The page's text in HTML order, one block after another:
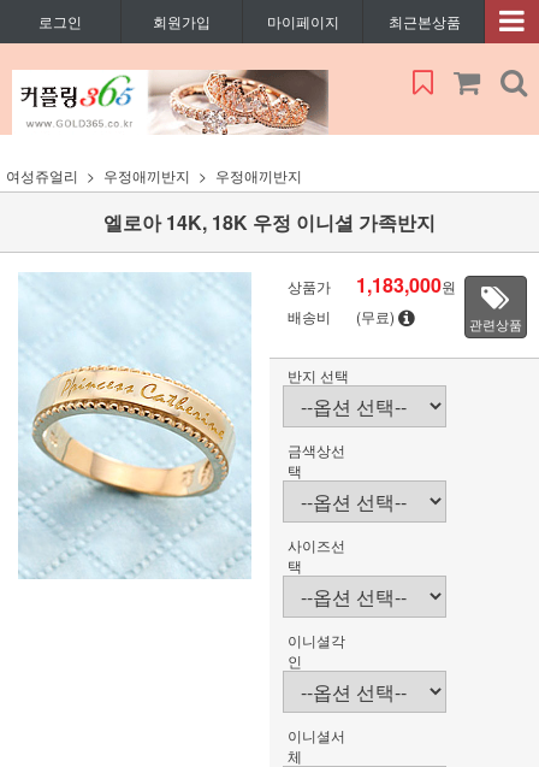
로그인 회원가입 마이페이지 최근본상품
여성쥬얼리 우정애끼반지 우정애끼반지
엘로아 14K, 18K 우정 이니셜 가족반지
상품가 1,183,000원
배송비
(무료) 관련상품
반지 선택
금색상선
택
사이즈선
택
이니셜각
인
이니셜서
체